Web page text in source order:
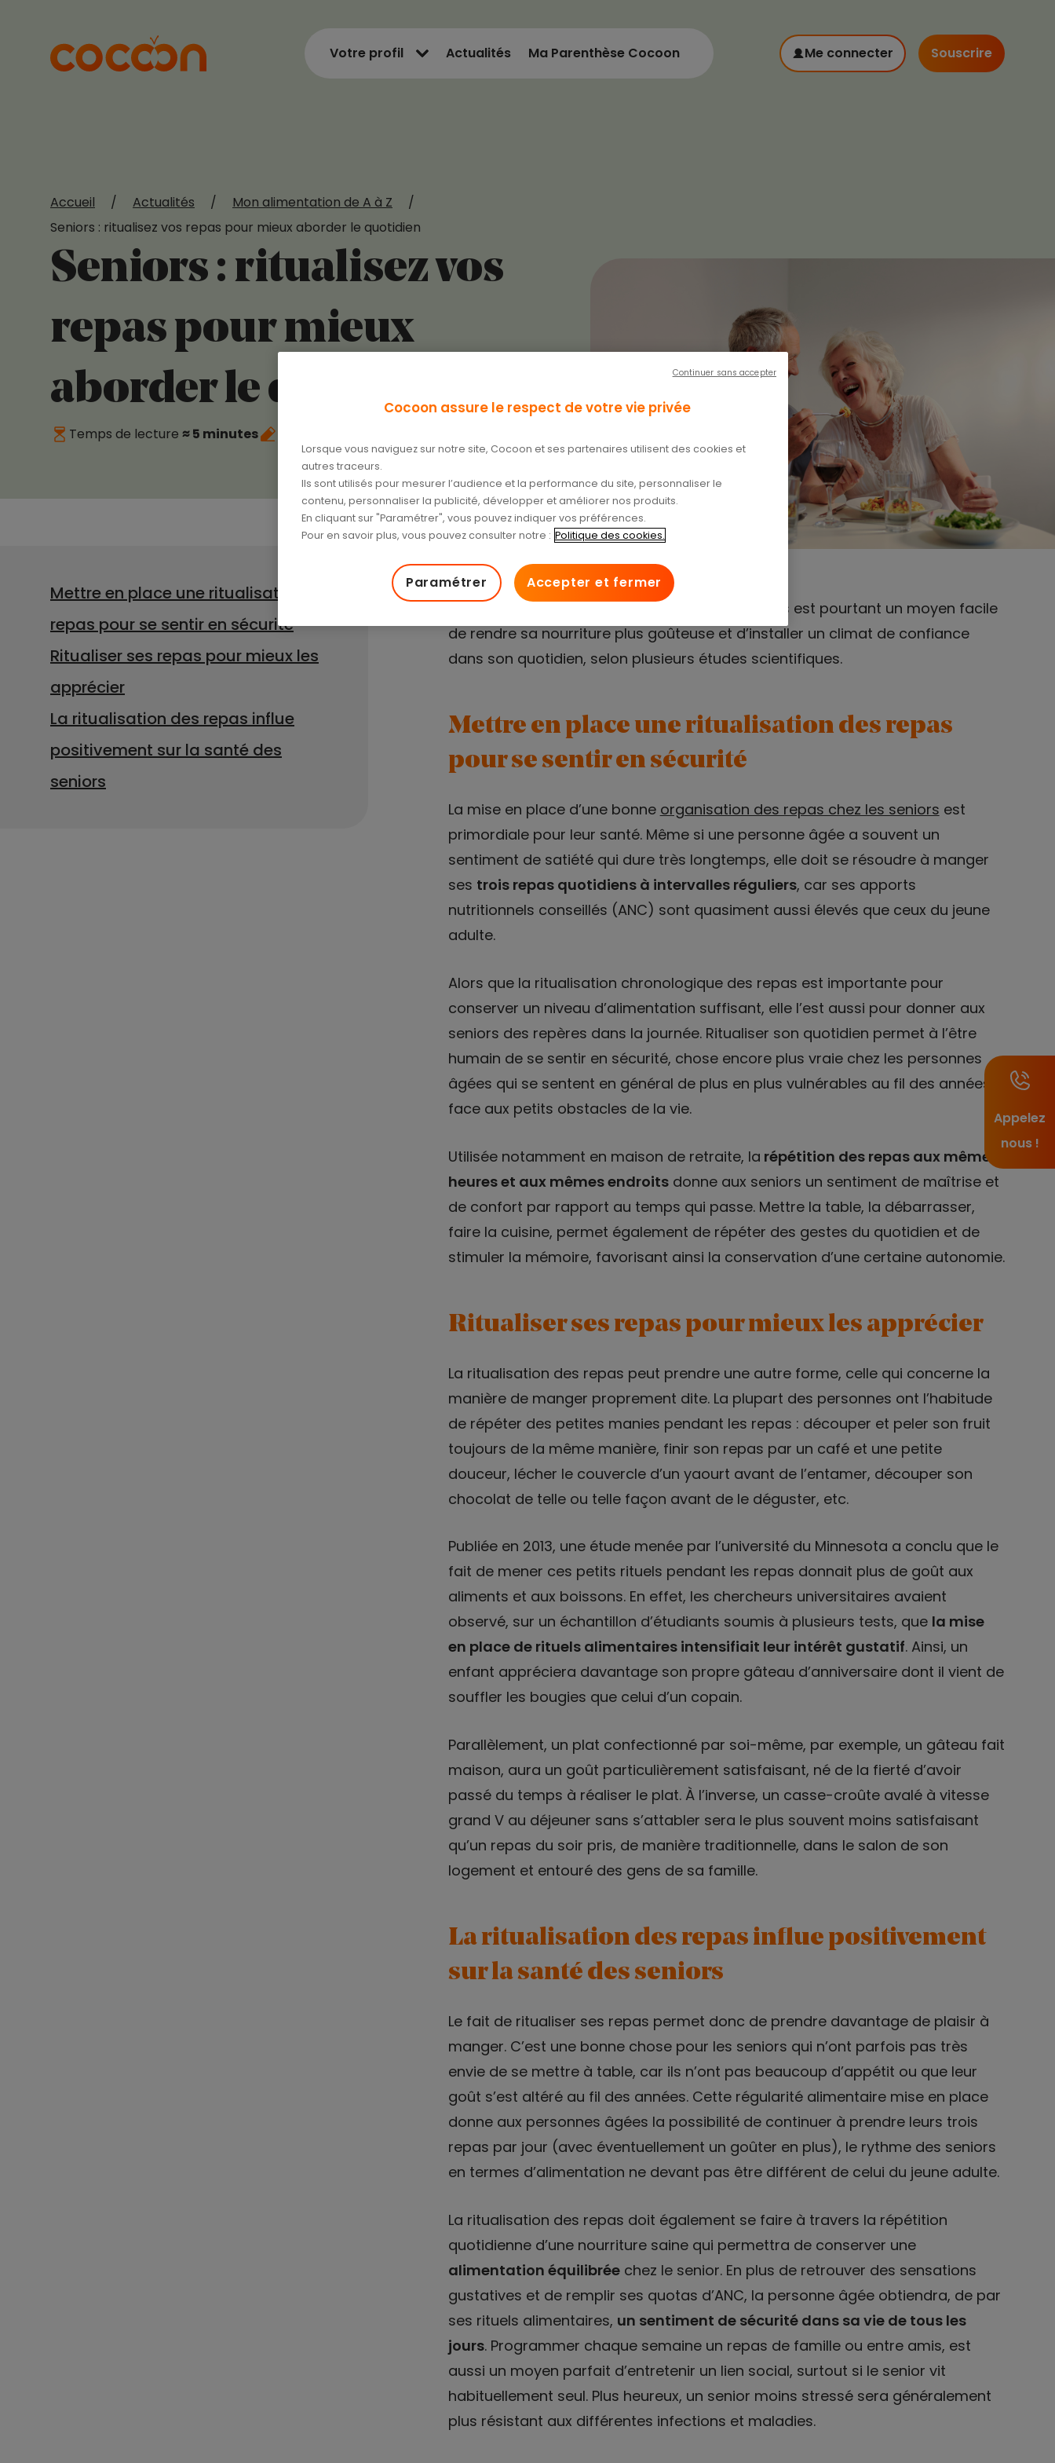
Votre profil Actualités Ma Parenthèse Cocoon Me connecter Souscrire
Appelez
nous !
Accueil / Actualités / Mon alimentation de A à Z
/
Seniors : ritualisez vos repas pour mieux aborder le quotidien
Seniors : ritualisez vos
repas pour mieux
aborder le quotidien.
Temps de lecture ≈ 5 minutes
Mettre en place une ritualisation des
repas pour se sentir en sécurité
Ritualiser ses repas pour mieux les
apprécier
La ritualisation des repas influe
positivement sur la santé des
seniors
Sujet rarement évoqué, la ritualisation des repas est pourtant un moyen facile
de rendre sa nourriture plus goûteuse et d’installer un climat de confiance
dans son quotidien, selon plusieurs études scientifiques.
Mettre en place une ritualisation des repas
pour se sentir en sécurité
La mise en place d’une bonne organisation des repas chez les seniors est
primordiale pour leur santé. Même si une personne âgée a souvent un
sentiment de satiété qui dure très longtemps, elle doit se résoudre à manger
ses trois repas quotidiens à intervalles réguliers, car ses apports
nutritionnels conseillés (ANC) sont quasiment aussi élevés que ceux du jeune
adulte.
Alors que la ritualisation chronologique des repas est importante pour
conserver un niveau d’alimentation suffisant, elle l’est aussi pour donner aux
seniors des repères dans la journée. Ritualiser son quotidien permet à l’être
humain de se sentir en sécurité, chose encore plus vraie chez les personnes
âgées qui se sentent en général de plus en plus vulnérables au fil des années
face aux petits obstacles de la vie.
Utilisée notamment en maison de retraite, la répétition des repas aux mêmes
heures et aux mêmes endroitsdonne aux seniors un sentiment de maîtrise et
de confort par rapport au temps qui passe. Mettre la table, la débarrasser,
faire la cuisine, permet également de répéter des gestes du quotidien et de
stimuler la mémoire, favorisant ainsi la conservation d’une certaine autonomie.
Ritualiser ses repas pour mieux les apprécier
La ritualisation des repas peut prendre une autre forme, celle qui concerne la
manière de manger proprement dite. La plupart des personnes ont l’habitude
de répéter des petites manies pendant les repas : découper et peler son fruit
toujours de la même manière, finir son repas par un café et une petite
douceur, lécher le couvercle d’un yaourt avant de l’entamer, découper son
chocolat de telle ou telle façon avant de le déguster, etc.
Publiée en 2013, une étude menée par l’université du Minnesota a conclu que le
fait de mener ces petits rituels pendant les repas donnait plus de goût aux
aliments et aux boissons. En effet, les chercheurs universitaires avaient
observé, sur un échantillon d’étudiants soumis à plusieurs tests, que la mise
en place de rituels alimentaires intensifiait leur intérêt gustatif. Ainsi, un
enfant appréciera davantage son propre gâteau d’anniversaire dont il vient de
souffler les bougies que celui d’un copain.
Parallèlement, un plat confectionné par soi-même, par exemple, un gâteau fait
maison, aura un goût particulièrement satisfaisant, né de la fierté d’avoir
passé du temps à réaliser le plat. À l’inverse, un casse-croûte avalé à vitesse
grand V au déjeuner sans s’attabler sera le plus souvent moins satisfaisant
qu’un repas du soir pris, de manière traditionnelle, dans le salon de son
logement et entouré des gens de sa famille.
La ritualisation des repas influe positivement
sur la santé des seniors
Le fait de ritualiser ses repas permet donc de prendre davantage de plaisir à
manger. C’est une bonne chose pour les seniors qui n’ont parfois pas très
envie de se mettre à table, car ils n’ont pas beaucoup d’appétit ou que leur
goût s’est altéré au fil des années. Cette régularité alimentaire mise en place
donne aux personnes âgées la possibilité de continuer à prendre leurs trois
repas par jour (avec éventuellement un goûter en plus), le rythme des seniors
en termes d’alimentation ne devant pas être différent de celui du jeune adulte.
La ritualisation des repas doit également se faire à travers la répétition
quotidienne d’une nourriture saine qui permettra de conserver une
alimentation équilibréechez le senior. En plus de retrouver des sensations
gustatives et de remplir ses quotas d’ANC, la personne âgée obtiendra, de par
ses rituels alimentaires, un sentiment de sécurité dans sa vie de tous les
jours. Programmer chaque semaine un repas de famille ou entre amis, est
aussi un moyen parfait d’entretenir un lien social, surtout si le senior vit
habituellement seul. Plus heureux, un senior moins stressé sera généralement
plus résistant aux différentes infections et maladies.
Cocoon assure le respect de votre vie privée
Lorsque vous naviguez sur notre site, Cocoon et ses partenaires utilisent des cookies et
autres traceurs.
Ils sont utilisés pour mesurer l’audience et la performance du site, personnaliser le
contenu, personnaliser la publicité, développer et améliorer nos produits.
En cliquant sur "Paramétrer", vous pouvez indiquer vos préférences.
Pour en savoir plus, vous pouvez consulter notre : Politique des cookies.
Accepter et fermer
Paramétrer
Continuer sans accepter